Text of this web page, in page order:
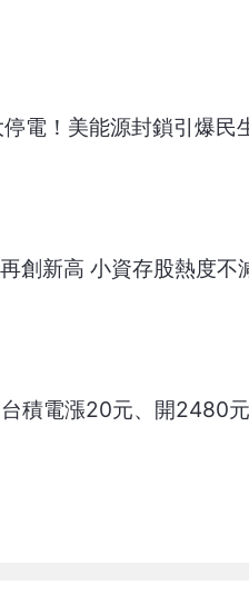
電！美能源封鎖引爆民
創新高 小資存股熱度不
積電漲20元、開2480元